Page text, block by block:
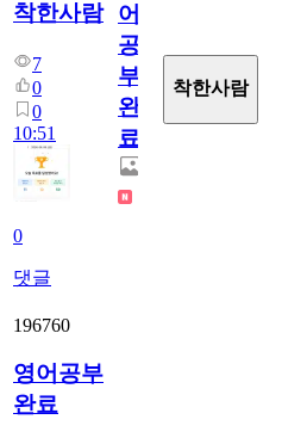
착한사람
7
0
0
10:51
0
댓글
어
공
부
완
료
착한사람
196760
영어공부
완료